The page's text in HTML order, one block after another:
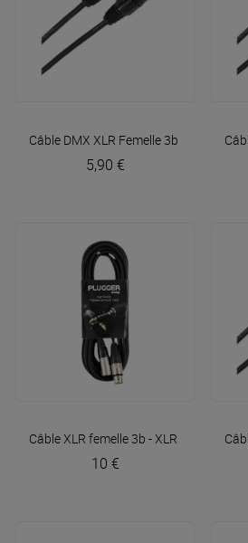
Câble DMX XLR Femelle 3b - XLR Mâle
5,90 €
Câble XLR femelle 3b - XLR mâle 3b
10 €